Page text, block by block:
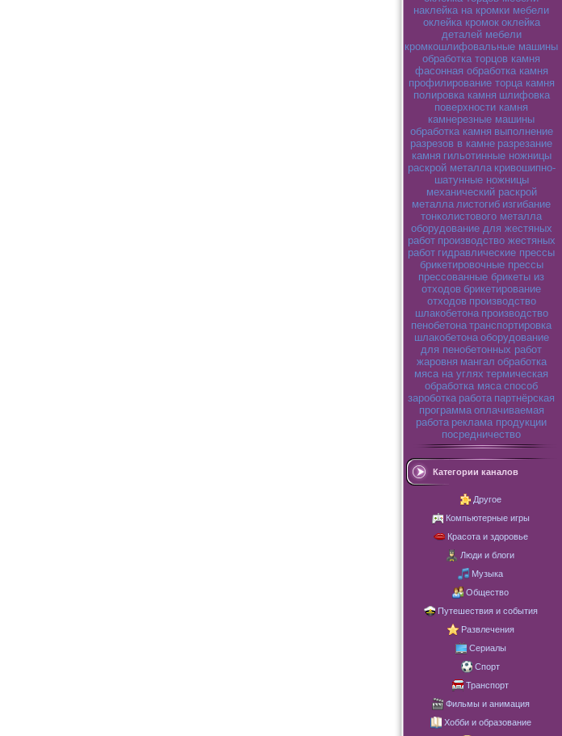
наклейка на кромки мебели
оклейка кромок оклейка
деталей мебели
кромкошлифовальные машины
обработка торцов камня
фасонная обработка камня
профилирование торца камня
полировка камня шлифовка
поверхности камня
камнерезные машины
обработка камня выполнение
разрезов в камне разрезание
камня гильотинные ножницы
раскрой металла кривошипно-
шатунные ножницы
механический раскрой
металла листогиб изгибание
тонколистового металла
оборудование для жестяных
работ производство жестяных
работ гидравлические прессы
брикетировочные прессы
прессованные брикеты из
отходов брикетирование
отходов производство
шлакобетона производство
пенобетона транспортировка
шлакобетона оборудование
для пенобетонных работ
жаровня мангал обработка
мяса на углях термическая
обработка мяса способ
зароботка работа партнёрская
программа оплачиваемая
работа реклама продукции
посредничество
Категории каналов
Другое
Компьютерные игры
Красота и здоровье
Люди и блоги
Музыка
Общество
Путешествия и события
Развлечения
Сериалы
Спорт
Транспорт
Фильмы и анимация
Хобби и образование